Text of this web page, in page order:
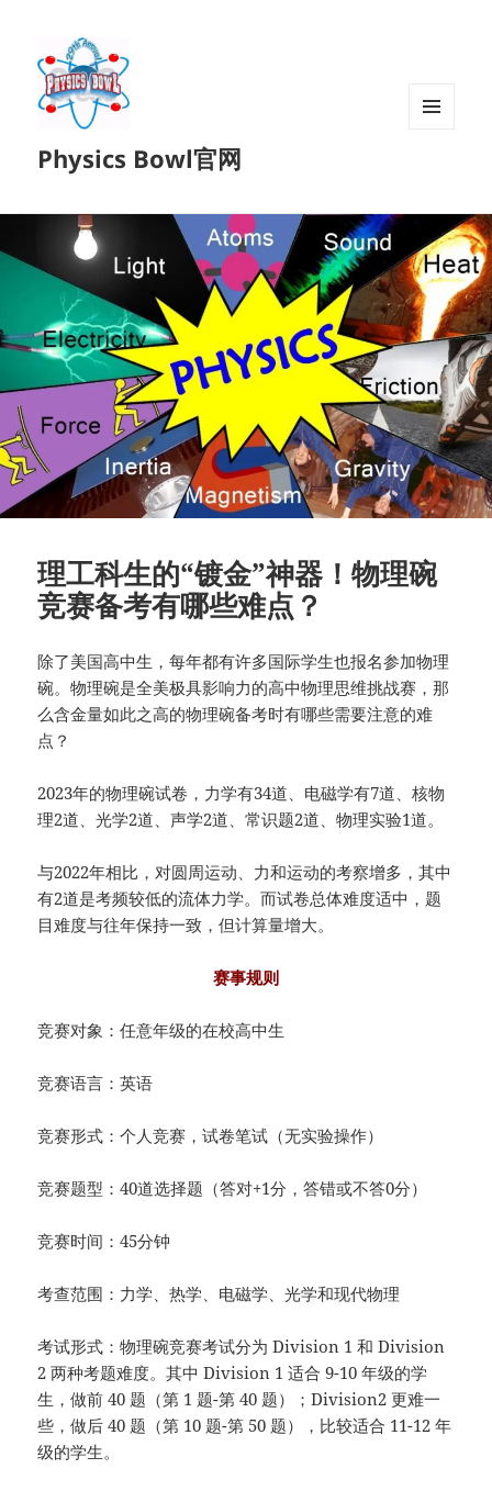
Physics Bowl官网
理工科生的“镀金”神器！物理碗
竞赛备考有哪些难点？
除了美国高中生，每年都有许多国际学生也报名参加物理
碗。物理碗是全美极具影响力的高中物理思维挑战赛，那
么含金量如此之高的物理碗备考时有哪些需要注意的难
点？
2023年的物理碗试卷，力学有34道、电磁学有7道、核物
理2道、光学2道、声学2道、常识题2道、物理实验1道。
与2022年相比，对圆周运动、力和运动的考察增多，其中
有2道是考频较低的流体力学。而试卷总体难度适中，题
目难度与往年保持一致，但计算量增大。
赛事规则
竞赛对象：任意年级的在校高中生
竞赛语言：英语
竞赛形式：个人竞赛，试卷笔试（无实验操作）
竞赛题型：40道选择题（答对+1分，答错或不答0分）
竞赛时间：45分钟
考查范围：力学、热学、电磁学、光学和现代物理
考试形式：物理碗竞赛考试分为 Division 1 和 Division
2 两种考题难度。其中 Division 1 适合 9-10 年级的学
生，做前 40 题（第 1 题-第 40 题）；Division2 更难一
些，做后 40 题（第 10 题-第 50 题），比较适合 11-12 年
级的学生。